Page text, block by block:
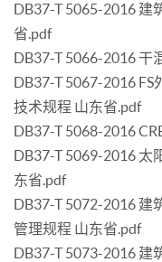
DB37-T 5065-2016 建
省.pdf
DB37-T 5066-2016 干
DB37-T 5067-2016
技术规程 山东省.pdf
DB37-T 5068-2016
DB37-T 5069-2016 太
东省.pdf
DB37-T 5072-2016 建
管理规程 山东省.pdf
DB37-T 5073-2016 建